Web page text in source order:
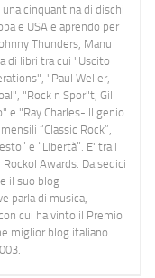
cinquantina di dischi
e USA e aprendo per
Thunders, Manu
di libri tra cui "Uscito
"Paul Weller,
"Rock n Spor"t, Gil
e "Ray Charles- Il genio
“Classic Rock”,
e “Libertà”. E' tra i
Awards. Da sedici
il suo blog
parla di musica,
cui ha vinto il Premio
miglior blog italiano.